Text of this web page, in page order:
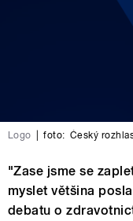
Logo foto: Český
"Zase jsme se
myslet většina
debatu o